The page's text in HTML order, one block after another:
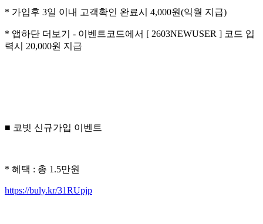
* 가입후 3일 이내 고객확인 완료시 4,000원(익월 지급)
* 앱하단 더보기 - 이벤트코드에서 [ 2603NEWUSER ] 코드 입
력시 20,000원 지급
■ 코빗 신규가입 이벤트
* 혜택 : 총 1.5만원
https://buly.kr/31RUpjp